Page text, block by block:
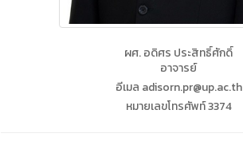
ผศ. อดิศร ประสิทธิ์ศักดิ์
อาจารย์
อีเมล adisorn.pr@up.ac.th
หมายเลขโทรศัพท์ 3374